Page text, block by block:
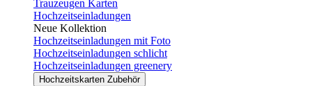
Trauzeugen Karten
Hochzeitseinladungen
Neue Kollektion
Hochzeitseinladungen mit Foto
Hochzeitseinladungen schlicht
Hochzeitseinladungen greenery
Hochzeitskarten Zubehör